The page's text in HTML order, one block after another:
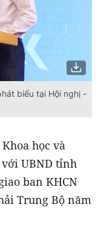
biểu tại Hội nghị -
học và
với UBND tỉnh
ban KHCN
Trung Bộ năm